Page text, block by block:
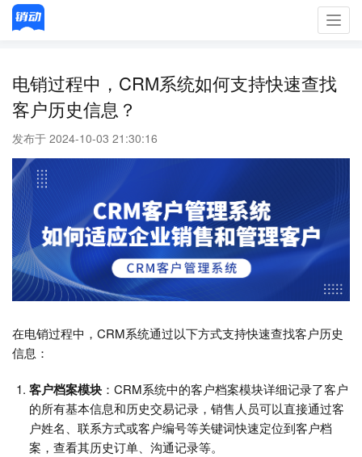
电销过程中，CRM系统如何支持快速查找
客户历史信息？
发布于 2024-10-03 21:30:16
在电销过程中，CRM系统通过以下方式支持快速查找客户历史
信息：
客户档案模块 ：CRM系统中的客户档案模块详细记录了客户
的所有基本信息和历史交易记录，销售人员可以直接通过客
户姓名、联系方式或客户编号等关键词快速定位到客户档
案，查看其历史订单、沟通记录等。